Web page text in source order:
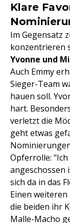
Klare
Im Gegensatz
konzentrieren
Yvonne und
Auch Emmy
Sieger-Team
hauen soll.
hart.
verletzt die
geht etwas
Opferrolle:
angeschossen
sich da in das
Einen
die beiden ihr
Malle-Macho